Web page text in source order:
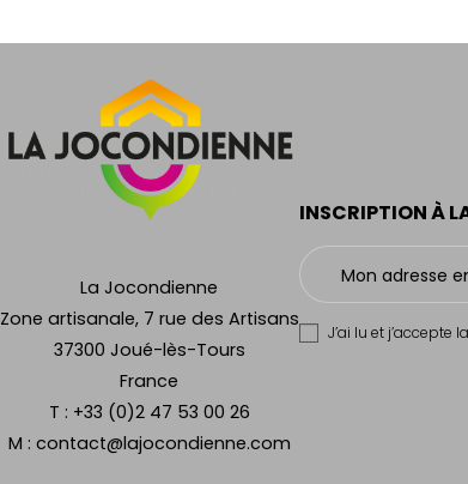
La Jocondienne
Zone artisanale, 7 rue des Artisans
37300 Joué-lès-Tours
France
T : +33 (0)2 47 53 00 26
M : contact@lajocondienne.com
INSCRIPTION À
J’ai lu et j’accepte la